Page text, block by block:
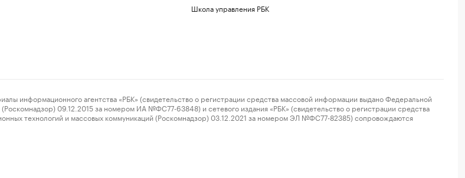
Школа управления РБК
агентства «РБК» (свидетельство о регистрации средства массовой информации выдано Федеральной
09.12.2015 за номером ИА №ФС77-63848) и сетевого издания «РБК» (свидетельство о регистрации средства
технологий и массовых коммуникаций (Роскомнадзор) 03.12.2021 за номером ЭЛ №ФС77-82385) сопровождаются